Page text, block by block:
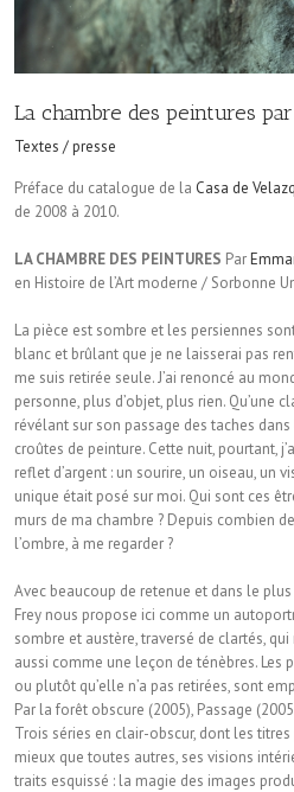
La chambre des peintures
Textes / presse
Préface du catalogue de la Casa de
de 2008 à 2010.
LA CHAMBRE DES PEINTURES Par
en Histoire de l’Art moderne / Sorbonne
La pièce est sombre et les persiennes
blanc et brûlant que je ne laisserai pas
me suis retirée seule. J’ai renoncé au
personne, plus d’objet, plus rien. Qu’une
révélant sur son passage des taches
croûtes de peinture. Cette nuit, pourtant,
reflet d’argent : un sourire, un oiseau, un
unique était posé sur moi. Qui sont ces
murs de ma chambre ? Depuis combien
l’ombre, à me regarder ?
Avec beaucoup de retenue et dans le
Frey nous propose ici comme un
sombre et austère, traversé de clartés,
aussi comme une leçon de ténèbres. Les
ou plutôt qu’elle n’a pas retirées, sont
Par la forêt obscure (2005), Passage
Trois séries en clair-obscur, dont les
mieux que toutes autres, ses visions
traits esquissé : la magie des images